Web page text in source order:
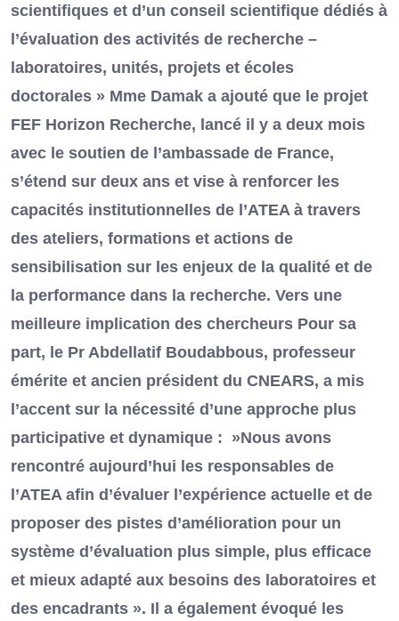
scientifiques et d’un conseil scientifique dédiés à
l’évaluation des activités de recherche –
laboratoires, unités, projets et écoles
doctorales » Mme Damak a ajouté que le projet
FEF Horizon Recherche, lancé il y a deux mois
avec le soutien de l’ambassade de France,
s’étend sur deux ans et vise à renforcer les
capacités institutionnelles de l’ATEA à travers
des ateliers, formations et actions de
sensibilisation sur les enjeux de la qualité et de
la performance dans la recherche. Vers une
meilleure implication des chercheurs Pour sa
part, le Pr Abdellatif Boudabbous, professeur
émérite et ancien président du CNEARS, a mis
l’accent sur la nécessité d’une approche plus
participative et dynamique : »Nous avons
rencontré aujourd’hui les responsables de
l’ATEA afin d’évaluer l’expérience actuelle et de
proposer des pistes d’amélioration pour un
système d’évaluation plus simple, plus efficace
et mieux adapté aux besoins des laboratoires et
des encadrants ». Il a également évoqué les